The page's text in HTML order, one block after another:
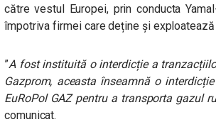
către vestul Europei, prin conducta
împotriva firmei care deține și
”A fost instituită o interdicție a
Gazprom, aceasta înseamnă o
EuRoPol GAZ pentru a transporta gazul
comunicat.